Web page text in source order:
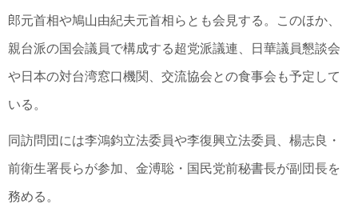
郎元首相や鳩山由紀夫元首相らとも会見する。このほか、
親台派の国会議員で構成する超党派議連、日華議員懇談会
や日本の対台湾窓口機関、交流協会との食事会も予定して
いる。
同訪問団には李鴻鈞立法委員や李復興立法委員、楊志良・
前衛生署長らが参加、金溥聡・国民党前秘書長が副団長を
務める。